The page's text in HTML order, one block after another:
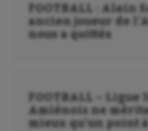
Water-
FOOTBALL : Alain
ancien joueur de
nous a quittés
FOOTBALL – Ligue
Amiénois ne
mieux qu’un point